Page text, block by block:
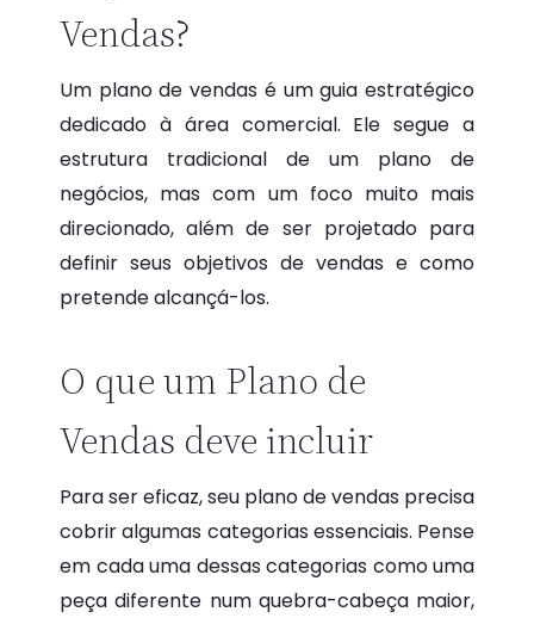
Vendas?
Um plano de vendas é um guia estratégico
dedicado à área comercial. Ele segue a
estrutura tradicional de um plano de
negócios, mas com um foco muito mais
direcionado, além de ser projetado para
definir seus objetivos de vendas e como
pretende alcançá-los.
O que um Plano de
Vendas deve incluir
Para ser eficaz, seu plano de vendas precisa
cobrir algumas categorias essenciais. Pense
em cada uma dessas categorias como uma
peça diferente num quebra-cabeça maior,